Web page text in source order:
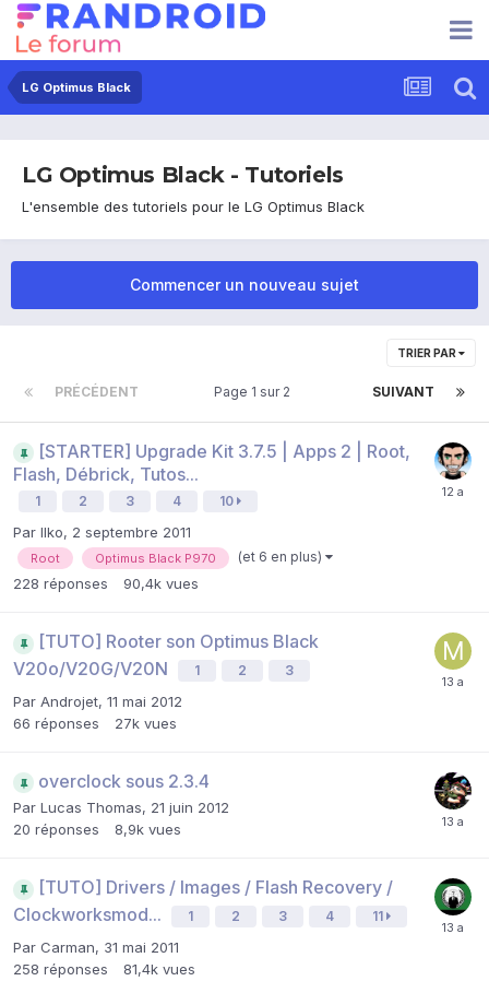
LG Optimus Black
LG Optimus Black - Tutoriels
L'ensemble des tutoriels pour le LG Optimus Black
Commencer un nouveau sujet
TRIER PAR
PRÉCÉDENT SUIVANT
Page 1 sur 2
[STARTER] Upgrade Kit 3.7.5 | Apps 2 | Root,
Flash, Débrick, Tutos...
1 2 3 4 10
Par Ilko, 2 septembre 2011
Root Optimus Black P970 (et 6 en plus)
228 réponses 90,4k vues
[TUTO] Rooter son Optimus Black
V20o/V20G/V20N
1 2 3
Par Androjet, 11 mai 2012
66 réponses 27k vues
overclock sous 2.3.4
Par Lucas Thomas, 21 juin 2012
20 réponses 8,9k vues
[TUTO] Drivers / Images / Flash Recovery /
Clockworksmod...
1 2 3 4 11
Par Carman, 31 mai 2011
258 réponses 81,4k vues